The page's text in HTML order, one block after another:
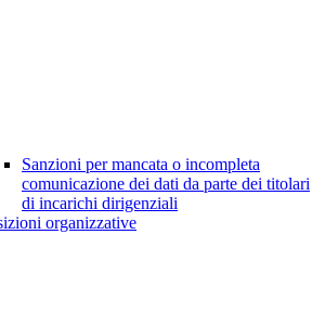
Sanzioni per mancata o incompleta
comunicazione dei dati da parte dei titolari
di incarichi dirigenziali
organizzative